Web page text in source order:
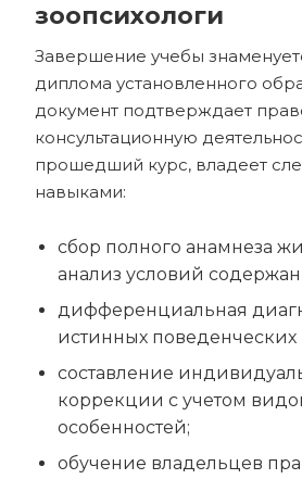
зоопсихологи
Завершение учебы
диплома установленного
документ подтверждает
консультационную
прошедший курс, владеет
навыками:
сбор полного анамнеза
анализ условий
дифференциальная
истинных поведенческих
составление
коррекции с учетом
особенностей;
обучение владельцев